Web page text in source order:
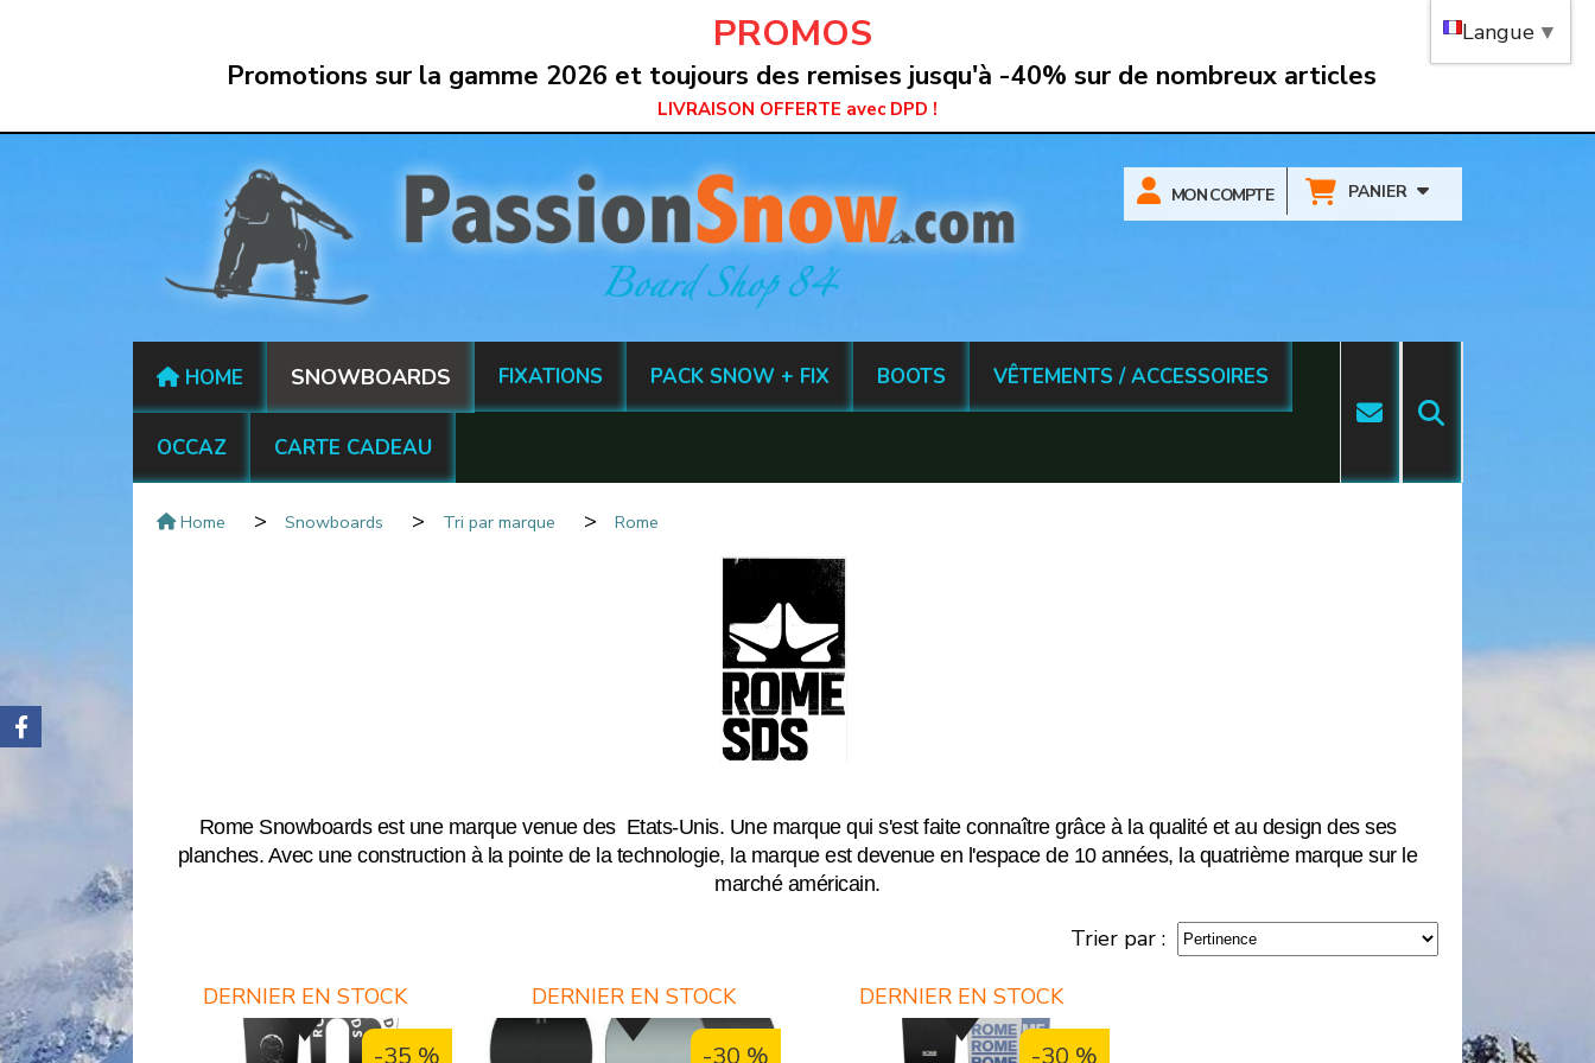
PROMOS
Promotions sur la gamme 2026 et toujours des remises jusqu'à -40% sur de nombreux articles
LIVRAISON OFFERTE avec DPD !
MON COMPTE PANIER
HOME SNOWBOARDS FIXATIONS PACK SNOW + FIX BOOTS VÊTEMENTS / ACCESSOIRES
OCCAZ CARTE CADEAU
Home Snowboards Tri par marque Rome
Rome Snowboards est une marque venue des Etats-Unis. Une marque qui s'est faite connaître grâce à la qualité et au design des ses
planches. Avec une construction à la pointe de la technologie, la marque est devenue en l'espace de 10 années, la quatrième marque sur le
marché américain.
Trier par :
DERNIER EN STOCK
-35 %
DERNIER EN STOCK
-30 %
DERNIER EN STOCK
-30 %
Langue ▼